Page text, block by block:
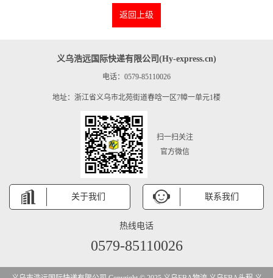
返回上级
义乌浩远国际快递有限公司(Hy-express.cn)
电话：0579-85110026
地址：浙江省义乌市北苑街道春唅一区7幛一单元1楼
扫一扫关注
官方微信
关于我们 联系我们
热线电话
0579-85110026